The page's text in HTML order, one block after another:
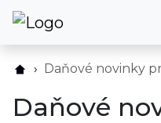
Krajina
Daňové novinky
Daňové